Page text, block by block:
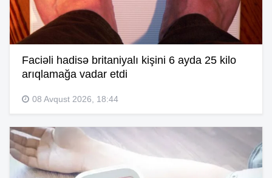
Faciəli hadisə britaniyalı kişini 6 ayda 25 kilo
arıqlamağa vadar etdi
08 Avqust 2026, 18:44